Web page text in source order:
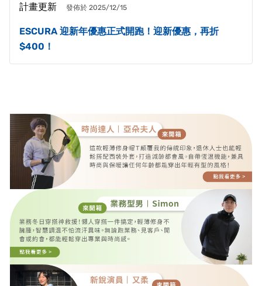
計畫更新 發佈於 2025/12/15
ESCURA 迎新年優惠正式開跑！迎新優惠，再折
$400！